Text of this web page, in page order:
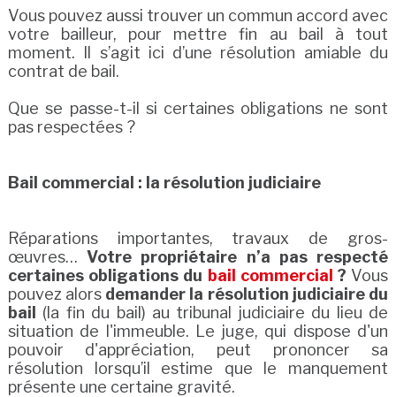
Vous pouvez aussi trouver un commun accord avec
votre bailleur, pour mettre fin au bail à tout
moment. Il s’agit ici d’une résolution amiable du
contrat de bail.
Que se passe-t-il si certaines obligations ne sont
pas respectées ?
Bail commercial : la résolution judiciaire
Réparations importantes, travaux de gros-
œuvres…Votre propriétaire n’a pas respecté
certaines obligations du bail commercial ? Vous
pouvez alors demander la résolution judiciaire du
bail
(la fin du bail) au tribunal judiciaire du lieu de
situation de l'immeuble. Le juge, qui dispose d'un
pouvoir d'appréciation, peut prononcer sa
résolution lorsqu’il estime que le manquement
présente une certaine gravité.